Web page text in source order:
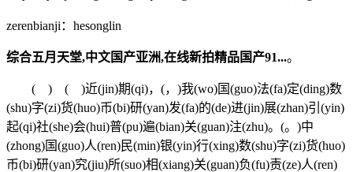
zerenbianji：hesonglin
综合五月天堂,中文国产亚洲,在线新拍精品国产91...。
( ) ( )近(jin)期(qi)，(，)我(wo)国(guo)法(fa)定(ding)数
(shu)字(zi)货(huo)币(bi)研(yan)发(fa)的(de)进(jin)展(zhan)引(yin)
起(qi)社(she)会(hui)普(pu)遍(bian)关(guan)注(zhu)。(。)中
(zhong)国(guo)人(ren)民(min)银(yin)行(xing)数(shu)字(zi)货(huo)
币(bi)研(yan)究(jiu)所(suo)相(xiang)关(guan)负(fu)责(ze)人(ren)